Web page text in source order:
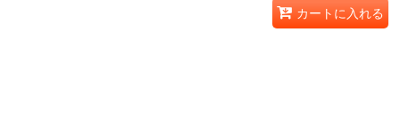
カートに入れる